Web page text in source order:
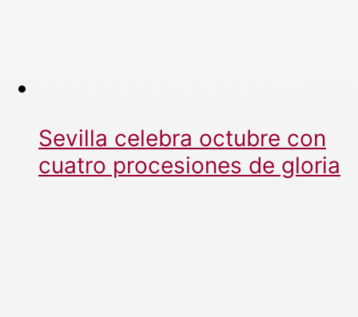
Sevilla celebra octubre con
cuatro procesiones de gloria